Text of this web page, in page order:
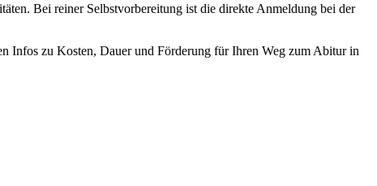
Bei reiner Selbstvorbereitung ist die direkte Anmeldung bei der
Infos zu Kosten, Dauer und Förderung für Ihren Weg zum Abitur in